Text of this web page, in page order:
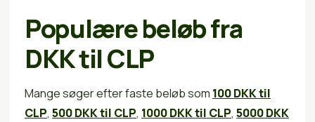
Populære beløb fra
DKK til CLP
Mange søger efter faste beløb som 100 DKK til
CLP, 500 DKK til CLP, 1000 DKK til CLP, 5000 DKK